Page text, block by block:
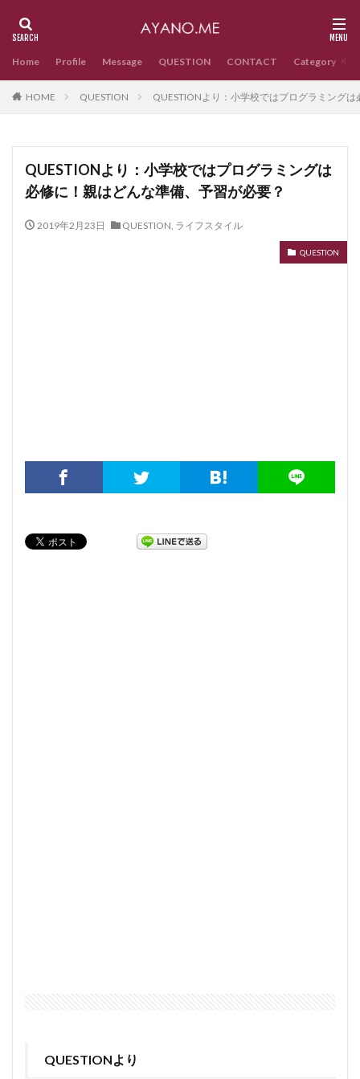
Home Profile Message QUESTION CONTACT Category
HOME QUESTION QUESTIONより：小学校ではプログラミング
QUESTIONより：小学校ではプログラミングは
必修に！親はどんな準備、予習が必要？
2019年2月23日 QUESTION, ライフスタイル
QUESTION
QUESTIONより